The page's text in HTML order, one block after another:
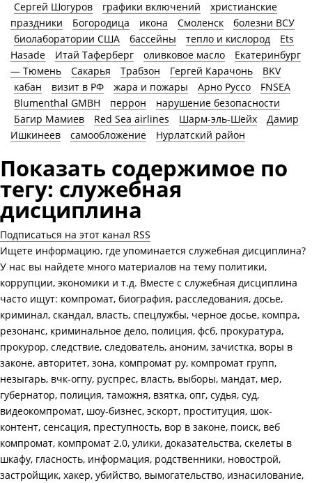
Сергей Шогуров
графики включений
христианские
праздники
Богородица икона Смоленск
болезни ВСУ
биолаборатории США
бассейны тепло и кислород
Ets
Hasade
Итай Таферберг оливковое масло
Екатеринбург
— Тюмень
Сакарья Трабзон Гергей Карачонь
BKV
кабан
визит в РФ жара и пожары Арно Руссо
FNSEA
Blumenthal GMBH
перрон
нарушение безопасности
Багир Мамиев
Red Sea airlines Шарм-эль-Шейх
Дамир
Ишкинеев
самообложение Нурлатский район
Показать содержимое по
тегу: служебная
дисциплина
Подписаться на этот канал RSS
Ищете информацию, где упоминается служебная дисциплина?
У нас вы найдете много материалов на тему политики,
коррупции, экономики и т.д. Вместе с служебная дисциплина
часто ищут: компромат, биография, расследования, досье,
криминал, скандал, власть, спецлужбы, черное досье, компра,
резонанс, криминальное дело, полиция, фсб, прокуратура,
прокурор, следствие, следователь, аноним, зачистка, воры в
законе, авторитет, зона, компромат ру, компромат групп,
незыгарь, вчк-огпу, руспрес, власть, выборы, мандат, мер,
губернатор, полиция, таможня, взятка, опг, судья, суд,
видеокомпромат, шоу-бизнес, эскорт, проституция, шок-
контент, сенсация, преступность, вор в законе, поиск, веб
компромат, компромат 2.0, улики, доказательства, скелеты в
шкафу, гласность, информация, родственники, новострой,
застройщик, хакер, убийство, вымогательство, изнасилование,